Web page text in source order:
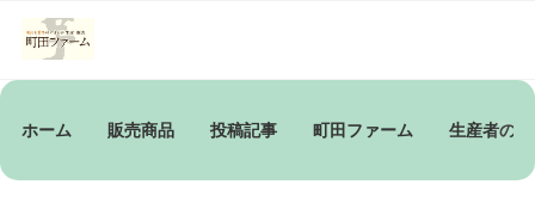
ホーム 販売商品 投稿記事 町田ファーム 生産者の